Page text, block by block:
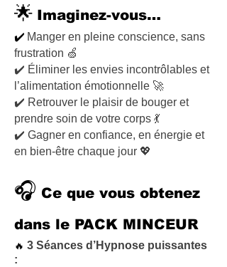
🌟 Imaginez-vous…
✔️ Manger en pleine conscience, sans
frustration 🍏
✔️ Éliminer les envies incontrôlables et
l’alimentation émotionnelle 🚀
✔️ Retrouver le plaisir de bouger et
prendre soin de votre corps 💃
✔️ Gagner en confiance, en énergie et
en bien-être chaque jour 💖
🎧 Ce que vous obtenez
dans le PACK MINCEUR
🔥 3 Séances d’Hypnose puissantes
: